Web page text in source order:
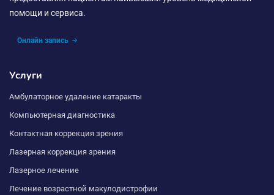
помощи и сервиса.
Онлайн запись
Услуги
Амбулаторное удаление катаракты
Компьютерная диагностика
Контактная коррекция зрения
Лазерная коррекция зрения
Лазерное лечение
Лечение возрастной макулодистрофии